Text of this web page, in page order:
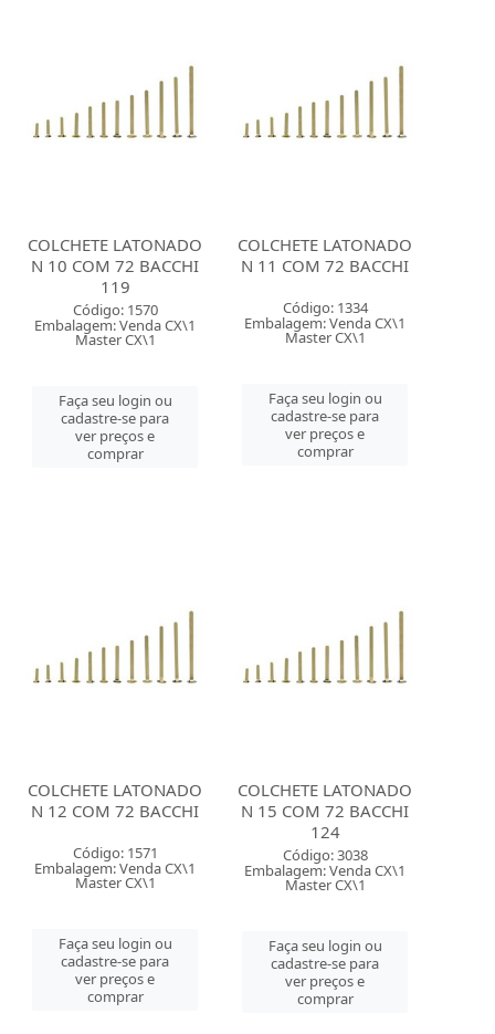
COLCHETE LATONADO
N 10 COM 72 BACCHI
119
Código: 1570
Embalagem: Venda CX\1
Master CX\1
Faça seu login ou
cadastre-se para
ver preços e
comprar
COLCHETE LATONADO
N 11 COM 72 BACCHI
Código: 1334
Embalagem: Venda CX\1
Master CX\1
Faça seu login ou
cadastre-se para
ver preços e
comprar
COLCHETE LATONADO
N 12 COM 72 BACCHI
Código: 1571
Embalagem: Venda CX\1
Master CX\1
Faça seu login ou
cadastre-se para
ver preços e
comprar
COLCHETE LATONADO
N 15 COM 72 BACCHI
124
Código: 3038
Embalagem: Venda CX\1
Master CX\1
Faça seu login ou
cadastre-se para
ver preços e
comprar